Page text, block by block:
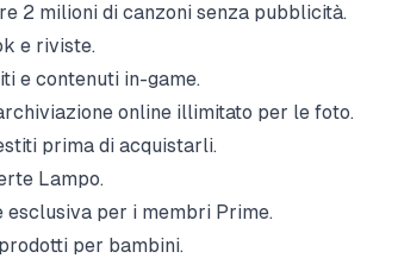
2 milioni di canzoni senza pubblicità.
e riviste.
e contenuti in-game.
online illimitato per le foto.
prima di acquistarli.
Lampo.
esclusiva per i membri Prime.
per bambini.